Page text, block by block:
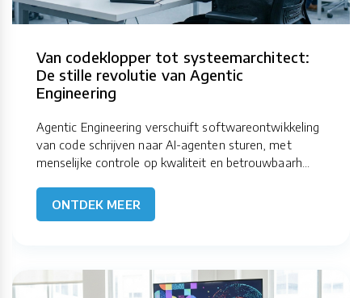
Van codeklopper tot systeemarchitect:
De stille revolutie van Agentic
Engineering
Agentic Engineering verschuift softwareontwikkeling
van code schrijven naar AI-agenten sturen, met
menselijke controle op kwaliteit en betrouwbaarh...
ONTDEK MEER